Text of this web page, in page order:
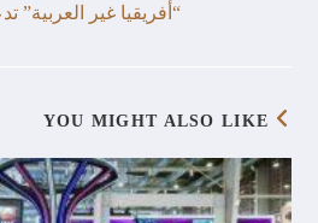
“أفريقيا غير العربية”
YOU MIGHT ALSO LIKE